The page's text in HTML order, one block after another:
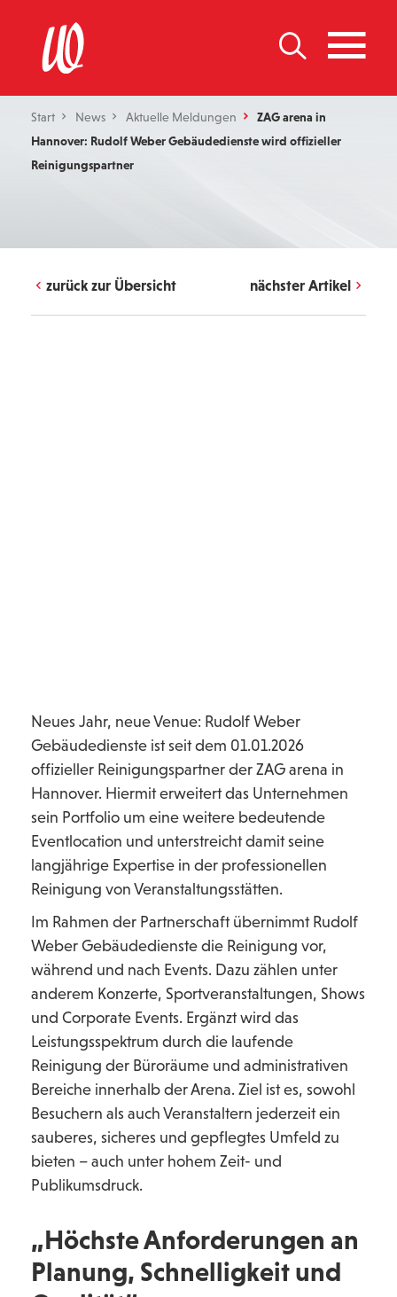
Start News Aktuelle Meldungen
ZAG arena in
Hannover: Rudolf Weber Gebäudedienste wird offizieller
Reinigungspartner
zurück zur Übersicht nächster Artikel
Neues Jahr, neue Venue: Rudolf Weber
Gebäudedienste ist seit dem 01.01.2026
offizieller Reinigungspartner der ZAG arena in
Hannover. Hiermit erweitert das Unternehmen
sein Portfolio um eine weitere bedeutende
Eventlocation und unterstreicht damit seine
langjährige Expertise in der professionellen
Reinigung von Veranstaltungsstätten.
Im Rahmen der Partnerschaft übernimmt Rudolf
Weber Gebäudedienste die Reinigung vor,
während und nach Events. Dazu zählen unter
anderem Konzerte, Sportveranstaltungen, Shows
und Corporate Events. Ergänzt wird das
Leistungsspektrum durch die laufende
Reinigung der Büroräume und administrativen
Bereiche innerhalb der Arena. Ziel ist es, sowohl
Besuchern als auch Veranstaltern jederzeit ein
sauberes, sicheres und gepflegtes Umfeld zu
bieten – auch unter hohem Zeit- und
Publikumsdruck.
„Höchste Anforderungen an
Planung, Schnelligkeit und